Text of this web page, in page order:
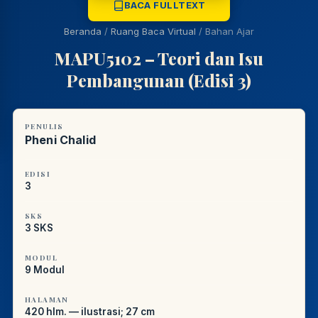
BACA FULLTEXT
Beranda / Ruang Baca Virtual / Bahan Ajar
MAPU5102 – Teori dan Isu
Pembangunan (Edisi 3)
PENULIS
Pheni Chalid
EDISI
3
SKS
3 SKS
MODUL
9 Modul
HALAMAN
420 hlm. — ilustrasi; 27 cm